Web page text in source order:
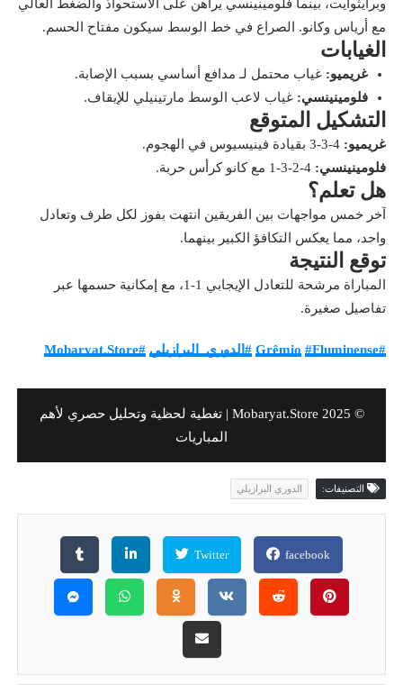
وبرايثوايت، بينما فلومينينسي يراهن على الاستحواذ والضغط العالي
مع أرياس وكانو. الصراع في خط الوسط سيكون مفتاح الحسم.
الغيابات
غريميو: غياب محتمل لـ مدافع أساسي بسبب الإصابة.
فلومينينسي: غياب لاعب الوسط مارتينيلي للإيقاف.
التشكيل المتوقع
غريميو:
فلومينينسي:
هل تعلم؟
آخر خمس مواجهات بين الفريقين انتهت بفوز لكل طرف وتعادل
واحد، مما يعكس التكافؤ الكبير بينهما.
توقع النتيجة
المباراة مرشحة للتعادل الإيجابي 1-1، مع إمكانية حسمها عبر
تفاصيل صغيرة.
#Grêmio
#Fluminense #الدوري_البرازيلي #Mobaryat.Store
© 2025 Mobaryat.Store | تغطية لحظية وتحليل حصري لأهم
المباريات
التصنيفات: الدوري البرازيلي
facebook
Twitter